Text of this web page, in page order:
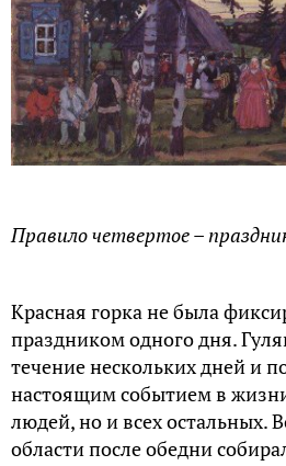
Правило четвертое –
Красная горка не была
праздником одного дня.
течение нескольких дней и
настоящим событием в
людей, но и всех остальных.
области после обедни